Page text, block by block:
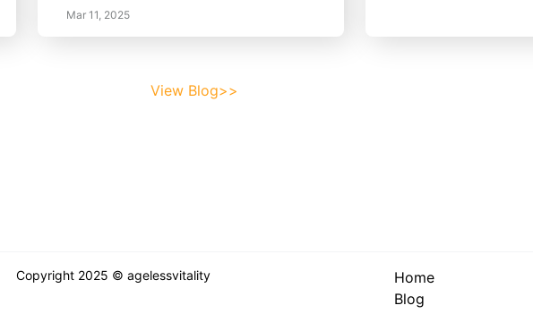
보세요. 우리 주변 환경과 웰빙 사이의
깊은 연관성을 강조하는 이 고대 중국
은 강력한 상징의 중요성부터 결정과
고, 바구아 맵을 통해 최적의 결과를 위
Mar 11, 2025
View Blog>>
Copyright 2025 © agelessvitality
Home
Blog